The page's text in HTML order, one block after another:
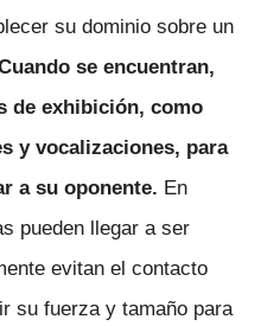
su dominio sobre un
se encuentran,
de exhibición, como
y vocalizaciones, para
a su oponente. En
pueden llegar a ser
evitan el contacto
su fuerza y tamaño para